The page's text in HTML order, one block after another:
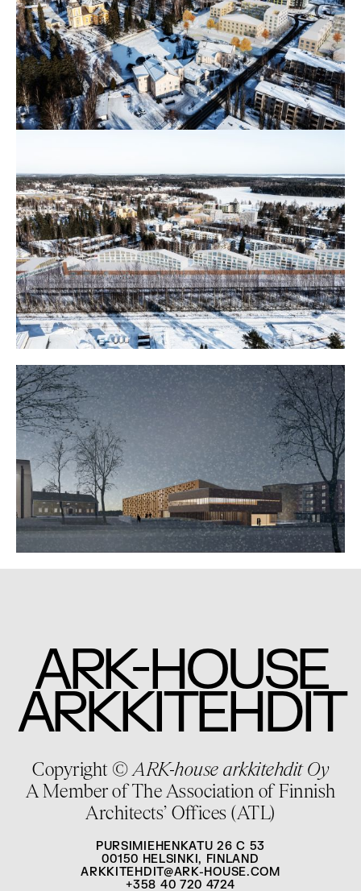
ARK-HOUSE
ARKKITEHDIT
PURSIMIEHENKATU 26 C 53
00150 HELSINKI, FINLAND
ARKKITEHDIT@ARK-HOUSE.COM
+358 40 720 4724
Copyright ©ARK-house arkkitehdit Oy
A Member of The Association of Finnish
Architects’ Offices (ATL)